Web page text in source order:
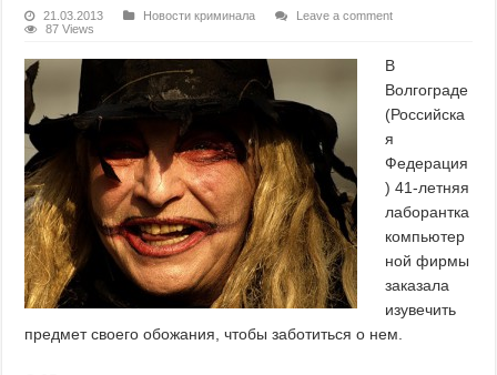
21.03.2013 Новости криминала
Leave a comment
87 Views
В
Волгограде
(Российска
я
Федерация
) 41-летняя
лаборантка
компьютер
ной фирмы
заказала
изувечить
предмет своего обожания, чтобы заботиться о нем.